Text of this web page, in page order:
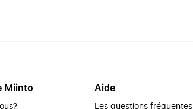
Miinto Aide
Les questions fréquentes